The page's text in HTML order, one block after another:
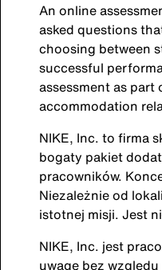
An online
asked questions
choosing between
successful
assessment as
accommodation
NIKE, Inc. to firma
bogaty pakiet
pracowników.
Niezależnie od
istotnej misji. Jest
NIKE, Inc. jest
uwagę bez